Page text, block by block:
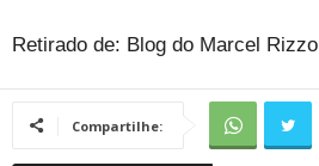
Retirado de: Blog do Marcel Rizzo
Compartilhe: